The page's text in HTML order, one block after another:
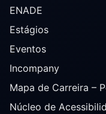
ENADE
Estágios
Eventos
Incompany
Mapa de Carreira –
Núcleo de